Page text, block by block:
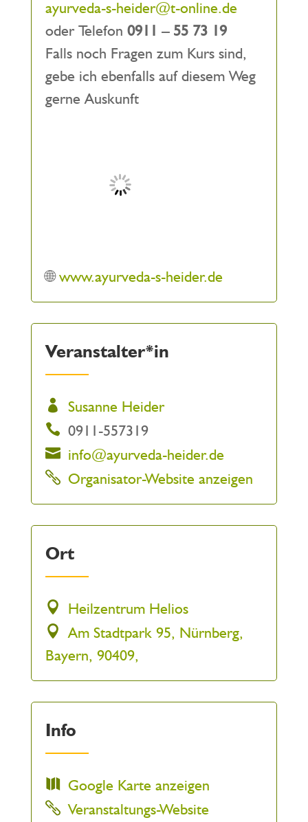
ayurveda-s-heider@t-online.de
oder Telefon 0911 – 55 73 19
Falls noch Fragen zum Kurs sind,
gebe ich ebenfalls auf diesem Weg
gerne Auskunft
🌐www.ayurveda-s-heider.de
Veranstalter*in
Susanne Heider
0911-557319
info@ayurveda-heider.de
Organisator-Website anzeigen
Ort
Heilzentrum Helios
Am Stadtpark 95, Nürnberg,
Bayern, 90409,
Info
Google Karte anzeigen
Veranstaltungs-Website